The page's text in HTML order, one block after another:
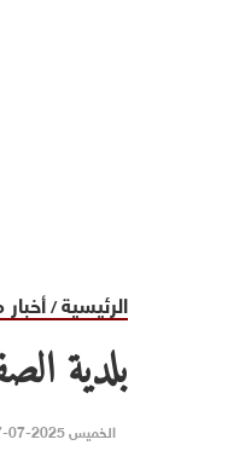
الرئيسية/
‏بلدية
الخميس 2025-07-17 | 06:18 pm